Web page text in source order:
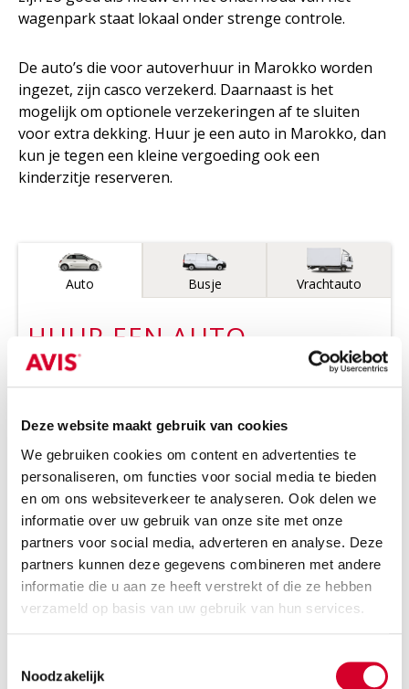
Deze website maakt gebruik van cookies
We gebruiken cookies om content en advertenties te
personaliseren, om functies voor social media te bieden
en om ons websiteverkeer te analyseren. Ook delen we
informatie over uw gebruik van onze site met onze
partners voor social media, adverteren en analyse. Deze
partners kunnen deze gegevens combineren met andere
informatie die u aan ze heeft verstrekt of die ze hebben
verzameld op basis van uw gebruik van hun services.
Noodzakelijk
wagenpark staat lokaal onder strenge controle.
De auto’s die voor autoverhuur in Marokko worden
ingezet, zijn casco verzekerd. Daarnaast is het
mogelijk om optionele verzekeringen af te sluiten
voor extra dekking. Huur je een auto in Marokko, dan
kun je tegen een kleine vergoeding ook een
kinderzitje reserveren.
Voertuigtype
Auto Busje Vrachtauto
HUUR EEN AUTO
Kies een stad, postcode of plaats
Ergens anders inleveren
2
Wanneer? Ophalen
Let op: 1 huurdag = 24u na ophaaltijd
Inleveren